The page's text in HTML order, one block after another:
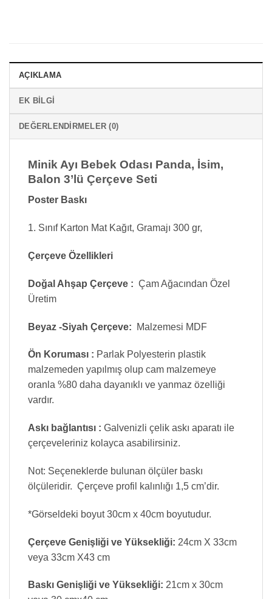
AÇIKLAMA
EK BILGI
DEĞERLENDIRMELER (0)
Minik Ayı Bebek Odası Panda, İsim,
Balon 3’lü Çerçeve Seti
Poster Baskı
1. Sınıf Karton Mat Kağıt, Gramajı 300 gr,
Çerçeve Özellikleri
Doğal Ahşap Çerçeve : Çam Ağacından Özel
Üretim
Beyaz -Siyah Çerçeve: Malzemesi MDF
Ön Koruması : Parlak Polyesterin plastik
malzemeden yapılmış olup cam malzemeye
oranla %80 daha dayanıklı ve yanmaz özelliği
vardır.
Askı bağlantısı : Galvenizli çelik askı aparatı ile
çerçeveleriniz kolayca asabilirsiniz.
Not: Seçeneklerde bulunan ölçüler baskı
ölçüleridir. Çerçeve profil kalınlığı 1,5 cm’dir.
*Görseldeki boyut 30cm x 40cm boyutudur.
Çerçeve Genişliği ve Yüksekliği: 24cm X 33cm
veya 33cm X43 cm
Baskı Genişliği ve Yüksekliği: 21cm x 30cm